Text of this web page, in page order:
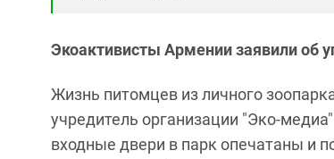
Экоактивисты Армении заявили об
Жизнь питомцев из личного
учредитель организации "Эко-
входные двери в парк опечатаны и